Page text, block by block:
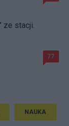
ze stacji.
77
NAUKA